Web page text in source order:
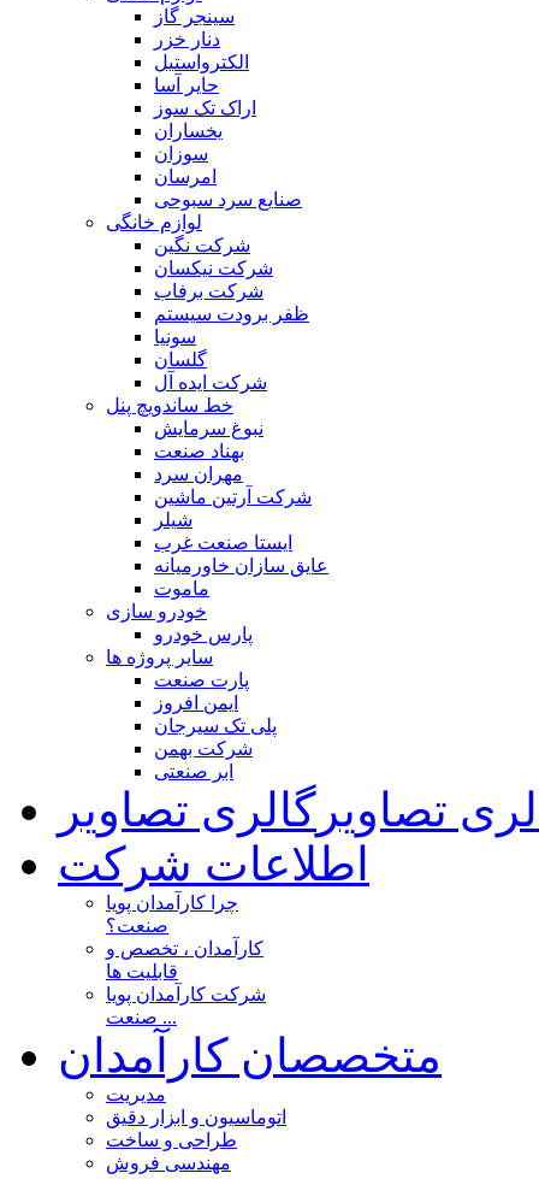
سینجر گاز
دنار خزر
الکترواستیل
حایر آسا
اراک تک سوز
یخساران
سوزان
امرسان
صنایع سرد سبوحی
لوازم خانگی
شرکت نگین
شرکت نیکسان
شرکت برفاب
ظفر برودت سیستم
سونیا
گلسان
شرکت ایده آل
خط ساندویچ پنل
نبوغ سرمایش
بهناد صنعت
مهران سرد
شرکت آرتین ماشین
شیلر
ایستا صنعت غرب
عایق سازان خاورمیانه
ماموت
خودرو سازی
پارس خودرو
سایر پروژه ها
پارت صنعت
ایمن افروز
پلی تک سیرجان
شرکت بهمن
ابر صنعتی
تصاویر گالری تصاویر
اطلاعات شرکت
چرا کارآمدان پویا
صنعت؟
کارآمدان ، تخصص و
قابلیت ها
شرکت کارآمدان پویا
صنعت ...
متخصصان کارآمدان
مدیریت
اتوماسیون و ابزار دقیق
طراحی و ساخت
مهندسی فروش